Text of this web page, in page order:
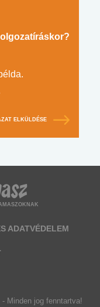
ELKÜLDÉSE
ADATVÉDELEM
Minden jog fenntartva!